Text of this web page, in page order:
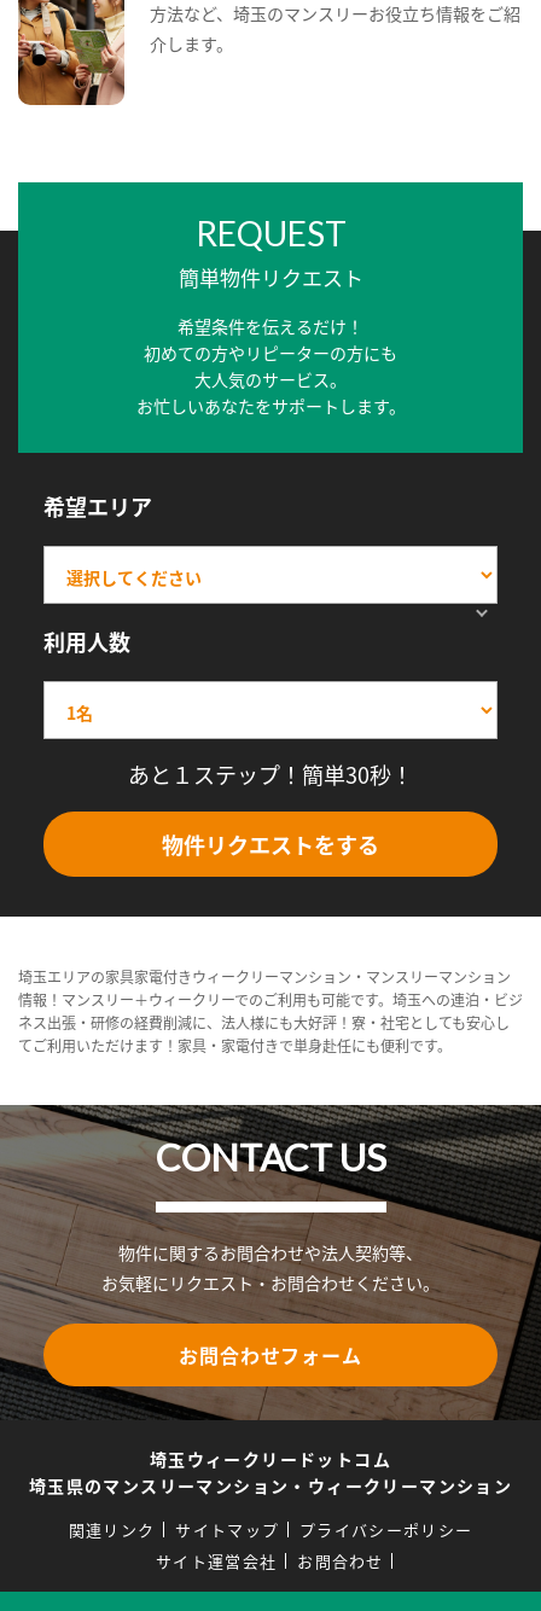
方法など、埼玉のマンスリーお役立ち情報をご紹
介します。
REQUEST
簡単物件リクエスト
希望条件を伝えるだけ！
初めての方やリピーターの方にも
大人気のサービス。
お忙しいあなたをサポートします。
希望エリア
利用人数
あと１ステップ！簡単30秒！
物件リクエストをする
埼玉エリアの家具家電付きウィークリーマンション・マンスリーマンション
情報！マンスリー＋ウィークリーでのご利用も可能です。埼玉への連泊・ビジ
ネス出張・研修の経費削減に、法人様にも大好評！寮・社宅としても安心し
てご利用いただけます！家具・家電付きで単身赴任にも便利です。
CONTACT US
物件に関するお問合わせや法人契約等、
お気軽にリクエスト・お問合わせください。
お問合わせフォーム
埼玉ウィークリードットコム
埼玉県のマンスリーマンション・ウィークリーマンション
関連リンク サイトマップ
プライバシーポリシー
サイト運営会社
お問合わせ